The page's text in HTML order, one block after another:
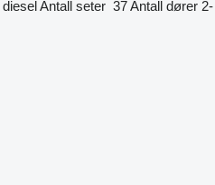
dieselAntall seter 37Antall dører 2-